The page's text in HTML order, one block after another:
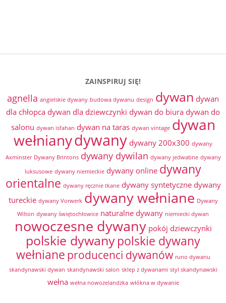
ZAINSPIRUJ SIĘ!
agnella angielskie dywany budowa dywanu design dywan dywan
dla chłopca dywan dla dziewczynki dywan do biura dywan do
salonu dywan isfahan dywan na taras dywan vintage dywan
wełnianydywany dywany 200x300 dywany
Axminster Dywany Brintons dywany dywilan dywany jedwabne dywany
luksusowe dywany niemieckie dywany online dywany
orientalne dywany ręcznie tkane dywany syntetyczne dywany
tureckie dywany Vorwerk dywany wełniane Dywany
Wilton dywany świętochłowice naturalne dywany niemiecki dywan
nowoczesne dywany pokój dziewczynki
polskie dywanypolskie dywany
wełniane producenci dywanów runo dywanu
skandynawski dywan skandynawski salon sklep z dywanami styl skandynawski
wełna wełna nowozelandzka włókna w dywanie